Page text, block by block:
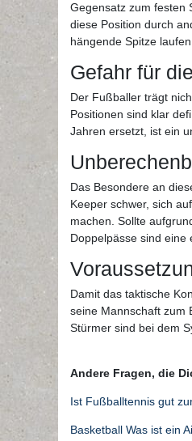
Gegensatz zum festen
diese Position durch
hängende Spitze laufen
Gefahr für
Der Fußballer trägt
Positionen sind klar
Jahren ersetzt, ist ein
Das Besondere an
Keeper schwer, sich
machen. Sollte
Doppelpässe sind eine
Damit das taktische
seine Mannschaft zum
Stürmer sind bei dem
Andere Fragen, die
Ist Fußballtennis gut
Basketball Was ist ein